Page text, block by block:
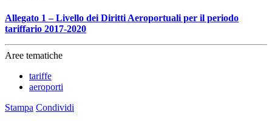
Allegato 1 – Livello dei Diritti Aeroportuali per il periodo
tariffario 2017-2020
Aree tematiche
tariffe
aeroporti
Stampa Condividi